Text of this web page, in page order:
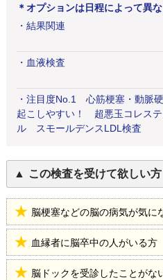
＊オプションは日程によって異
・ 結果関連
・ 血液検査
・ 注目度No.1 心筋梗塞・動脈
起こしやすい！ 超悪玉コレステ
ル スモールデンスLDL検査
この検査を受けて欲しい方
脳梗塞などの脳の病気が気に
血縁者に脳卒中の人がいる方
脳ドックを受診したことがな